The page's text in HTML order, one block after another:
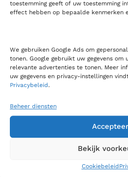
toestemming geeft of uw toestemming
effect hebben op bepaalde kenmerken
We gebruiken Google Ads om
tonen. Google gebruikt uw gegevens
relevante advertenties te tonen. Meer
uw gegevens en privacy-instellingen
Privacybeleid .
Beheer diensten
Accepteer
Bekijk
Cookiebeleid
LEES MEER »
21 april 2022